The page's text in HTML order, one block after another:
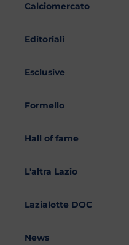
Calciomercato
Editoriali
Esclusive
Formello
Hall of fame
L'altra Lazio
Lazialotte DOC
News